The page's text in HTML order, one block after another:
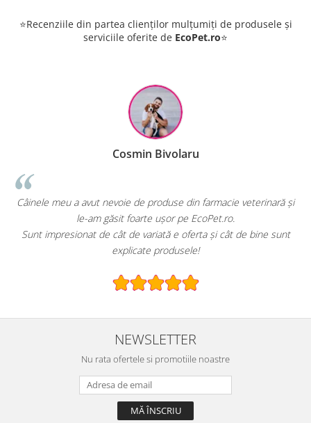
⭐Recenziile din partea clienților mulțumiți de produsele și
serviciile oferite de EcoPet.ro⭐
Cosmin Bivolaru
Câinele meu a avut nevoie de produse din farmacie veterinară și
le-am găsit foarte ușor pe EcoPet.ro.
Sunt impresionat de cât de variată e oferta și cât de bine sunt
explicate produsele!
NEWSLETTER
Nu rata ofertele si promotiile noastre